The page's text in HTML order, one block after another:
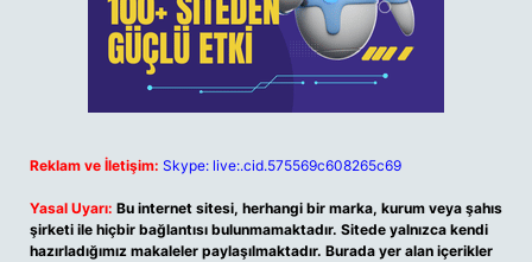
Reklam ve İletişim: Skype: live:.cid.575569c608265c69
Yasal Uyarı: Bu internet sitesi, herhangi bir marka, kurum veya şahıs
şirketi ile hiçbir bağlantısı bulunmamaktadır. Sitede yalnızca kendi
hazırladığımız makaleler paylaşılmaktadır. Burada yer alan içerikler